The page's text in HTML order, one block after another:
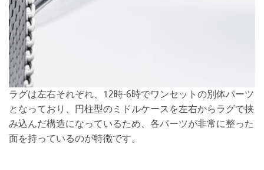
ラグは左右それぞれ、12時-6時でワンセットの別体パーツ
となっており、円柱型のミドルケースを左右からラグで挟
み込んだ構造になっているため、各パーツが非常に整った
面を持っているのが特徴です。